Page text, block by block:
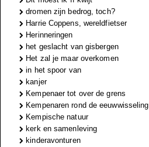
dromen zijn bedrog, toch?
Harrie Coppens, wereldfietser
Herinneringen
het geslacht van gisbergen
Het zal je maar overkomen
in het spoor van
kanjer
Kempenaer tot over de grens
Kempenaren rond de eeuwwisseling
Kempische natuur
kerk en samenleving
kinderavonturen